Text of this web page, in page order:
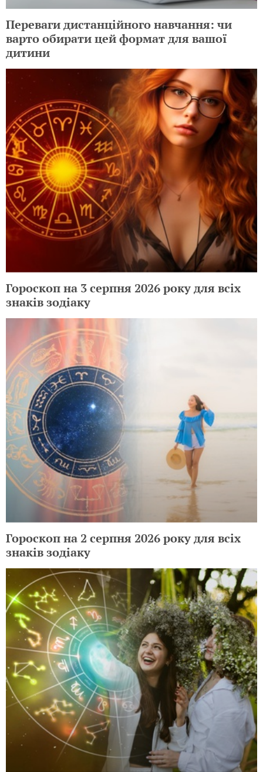
Переваги дистанційного навчання: чи
варто обирати цей формат для вашої
дитини
Гороскоп на 3 серпня 2026 року для всіх
знаків зодіаку
Гороскоп на 2 серпня 2026 року для всіх
знаків зодіаку